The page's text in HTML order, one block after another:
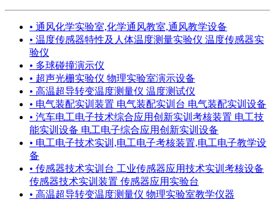
• 通风化学实验室,化学通风教室,通风教学设备
• 温度传感器特性及人体温度测量实验仪 温度传感器实
验仪
• 多球碰撞演示仪
• 超声光栅实验仪 物理实验室演示设备
• 高温超导转变温度测量仪 温度测试仪
• 电气装配实训装置 电气装配实训台 电气装配实训设备
• 汽车电工电子技术综合应用创新实训考核装置 电工技
能实训设备 电工电子综合应用创新实训设备
• 电工电子技术实训,电工电子考核装置,电工电子教学设
备
• 传感器技术实训台 工业传感器应用技术实训考核设备
传感器技术实训装置 传感器应用实验台
• 高温超导转变温度测量仪 物理实验室教学仪器